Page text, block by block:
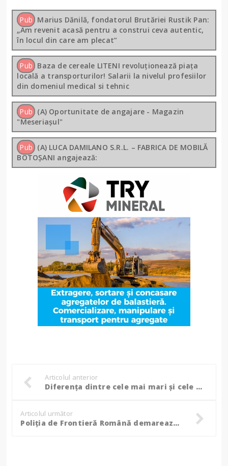
Pub Marius Dănilă, fondatorul Brutăriei Rustik Pan:
„Am revenit acasă pentru a construi ceva autentic,
în locul din care am plecat”
Pub Baza de cereale LITENI revoluționează piața
locală a transporturilor! Salarii la nivelul profesiilor
din domeniul medical si tehnic
Pub (A) Oportunitate de angajare - Magazin
"Meseriașul"
Pub (A) LUCA DAMILANO S.R.L. – FABRICA DE MOBILĂ
BOTOȘANI angajează:
Articolul anterior
Diferenţa dintre cele mai mari și cele mai mici salarii medii nete din România a ajuns la 6600 de lei
Articolul următor
Poliția de Frontieră Română demarează înscrierile pentru admitere